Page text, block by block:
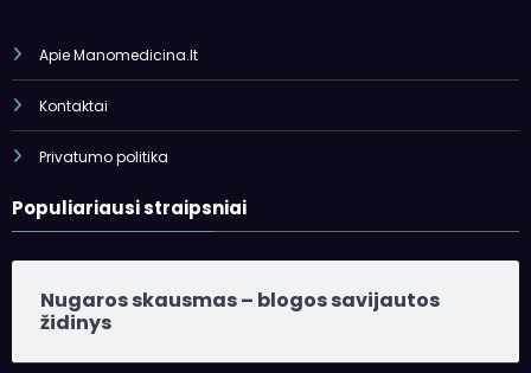
Apie Manomedicina.lt
Kontaktai
Privatumo politika
Populiariausi straipsniai
Nugaros skausmas – blogos savijautos
židinys